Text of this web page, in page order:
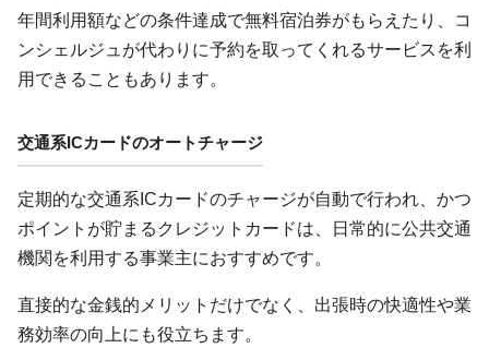
年間利用額などの条件達成で無料宿泊券がもらえたり、コ
ンシェルジュが代わりに予約を取ってくれるサービスを利
用できることもあります。
交通系ICカードのオートチャージ
定期的な交通系ICカードのチャージが自動で行われ、かつ
ポイントが貯まるクレジットカードは、日常的に公共交通
機関を利用する事業主におすすめです。
直接的な金銭的メリットだけでなく、出張時の快適性や業
務効率の向上にも役立ちます。